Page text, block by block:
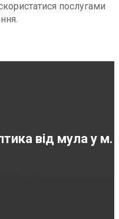
послугами
від мула у м.